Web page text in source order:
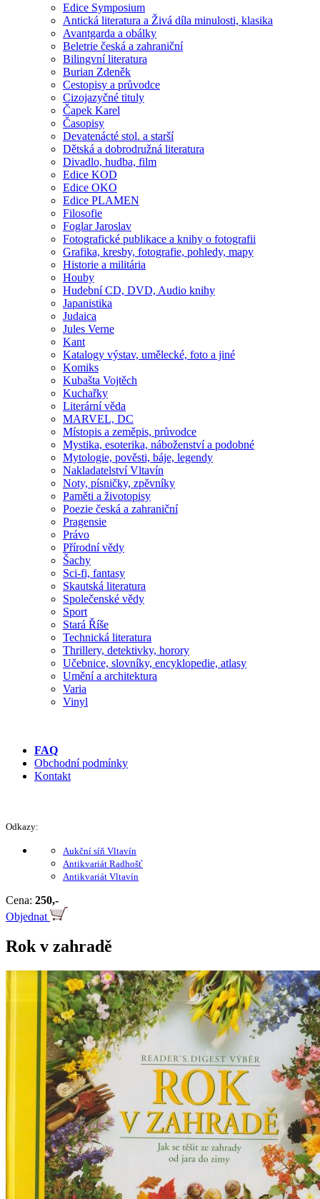
Edice Symposium
Antická literatura a Živá díla minulosti, klasika
Avantgarda a obálky
Beletrie česká a zahraniční
Bilingvní literatura
Burian Zdeněk
Cestopisy a průvodce
Cizojazyčné tituly
Čapek Karel
Časopisy
Devatenácté stol. a starší
Dětská a dobrodružná literatura
Divadlo, hudba, film
Edice KOD
Edice OKO
Edice PLAMEN
Filosofie
Foglar Jaroslav
Fotografické publikace a knihy o fotografii
Grafika, kresby, fotografie, pohledy, mapy
Historie a militária
Houby
Hudební CD, DVD, Audio knihy
Japanistika
Judaica
Jules Verne
Kant
Katalogy výstav, umělecké, foto a jiné
Komiks
Kubašta Vojtěch
Kuchařky
Literární věda
MARVEL, DC
Místopis a zeměpis, průvodce
Mystika, esoterika, náboženství a podobné
Mytologie, pověsti, báje, legendy
Nakladatelství Vltavín
Noty, písničky, zpěvníky
Paměti a životopisy
Poezie česká a zahraniční
Pragensie
Právo
Přírodní vědy
Šachy
Sci-fi, fantasy
Skautská literatura
Společenské vědy
Sport
Stará Říše
Technická literatura
Thrillery, detektivky, horory
Učebnice, slovníky, encyklopedie, atlasy
Umění a architektura
Varia
Vinyl
FAQ
Obchodní podmínky
Kontakt
Odkazy:
Aukční síň Vltavín
Antikvariát Radhošť
Antikvariát Vltavín
Cena: 250,-
Objednat
Rok v zahradě